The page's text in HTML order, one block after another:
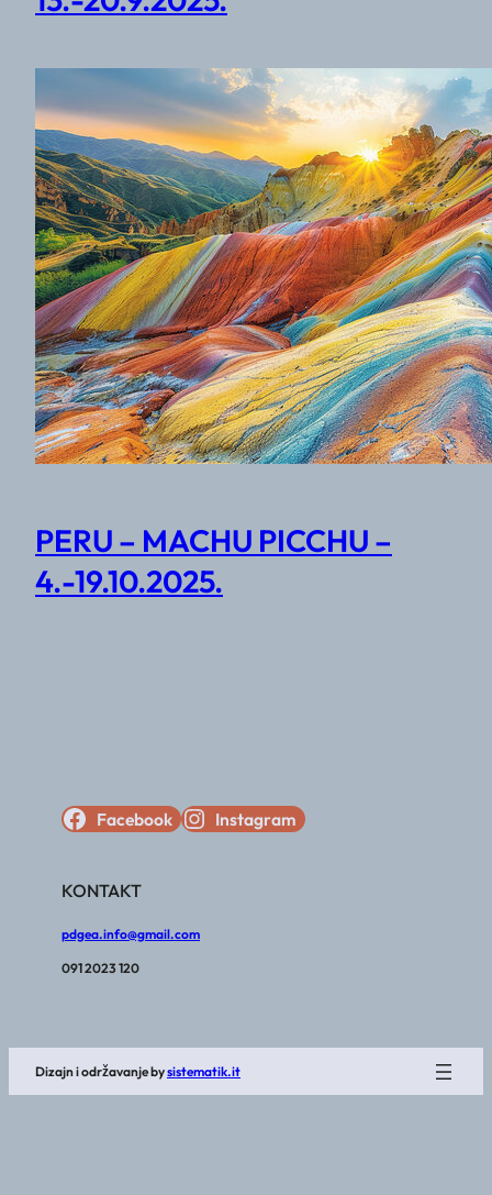
PERU – MACHU PICCHU –
4.-19.10.2025.
Facebook Instagram
KONTAKT
pdgea.info@gmail.com
091 2023 120
Dizajn i održavanje bysistematik.it